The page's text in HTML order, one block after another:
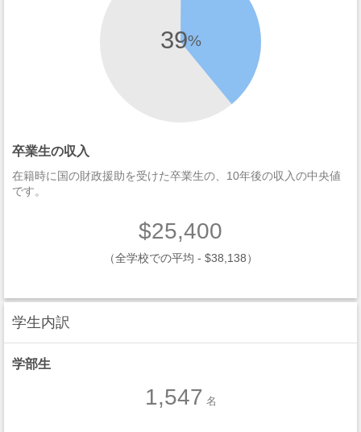
39%
卒業生の収入
在籍時に国の財政援助を受けた卒業生の、10年後の収入の中央値
です。
$25,400
（全学校での平均 - $38,138）
学生内訳
学部生
1,547 名